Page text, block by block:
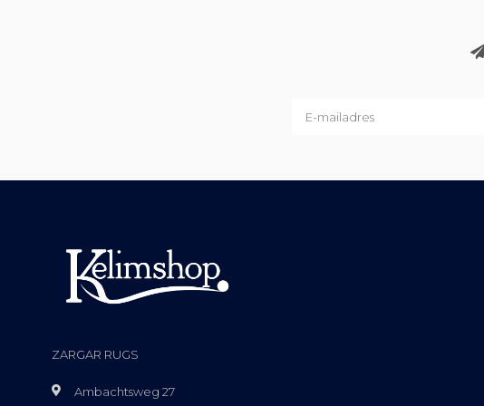
ZARGAR RUGS
Ambachtsweg 27